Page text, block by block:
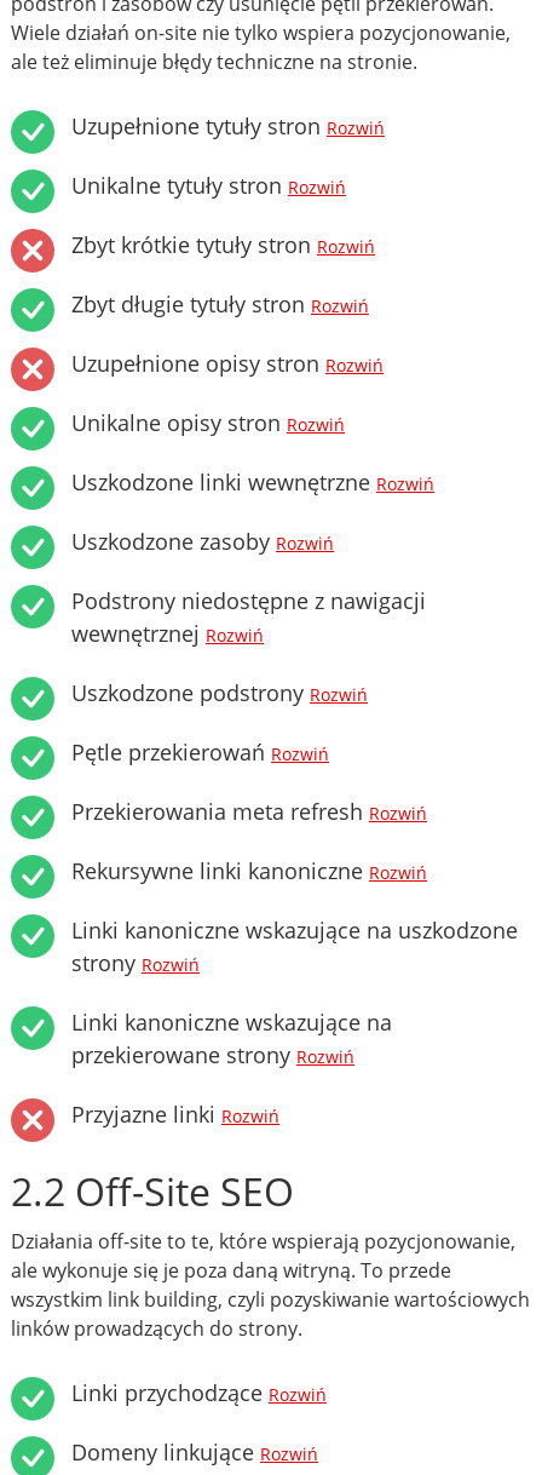
Wiele działań on-site nie tylko wspiera pozycjonowanie,
ale też eliminuje błędy techniczne na stronie.
Uzupełnione tytuły stron Rozwiń
Unikalne tytuły stron Rozwiń
Zbyt krótkie tytuły stron Rozwiń
Zbyt długie tytuły stron Rozwiń
Uzupełnione opisy stron Rozwiń
Unikalne opisy stron Rozwiń
Uszkodzone linki wewnętrzne Rozwiń
Uszkodzone zasoby Rozwiń
Podstrony niedostępne z nawigacji
wewnętrznej Rozwiń
Uszkodzone podstrony Rozwiń
Pętle przekierowań Rozwiń
Przekierowania meta refresh Rozwiń
Rekursywne linki kanoniczne Rozwiń
Linki kanoniczne wskazujące na uszkodzone
strony Rozwiń
Linki kanoniczne wskazujące na
przekierowane strony Rozwiń
Przyjazne linki Rozwiń
2.2 Off-Site SEO
Działania off-site to te, które wspierają pozycjonowanie,
ale wykonuje się je poza daną witryną. To przede
wszystkim link building, czyli pozyskiwanie wartościowych
linków prowadzących do strony.
Linki przychodzące Rozwiń
Domeny linkujące Rozwiń